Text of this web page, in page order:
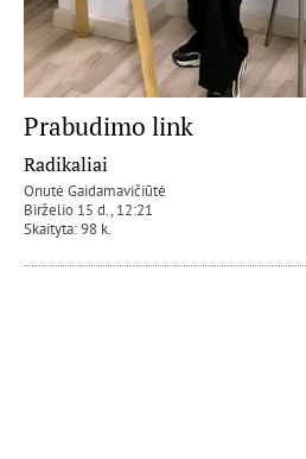
Prabudimo link
Radikaliai
Onutė Gaidamavičiūtė
Birželio 15 d., 12:21
Skaityta: 98 k.